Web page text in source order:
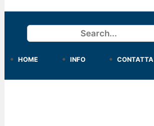
Cerca
HOME INFO CONTATTA